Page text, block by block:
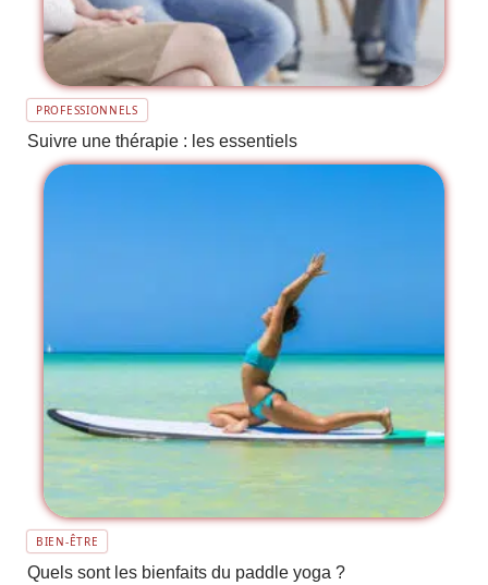
PROFESSIONNELS
Suivre une thérapie : les essentiels
BIEN-ÊTRE
Quels sont les bienfaits du paddle yoga ?